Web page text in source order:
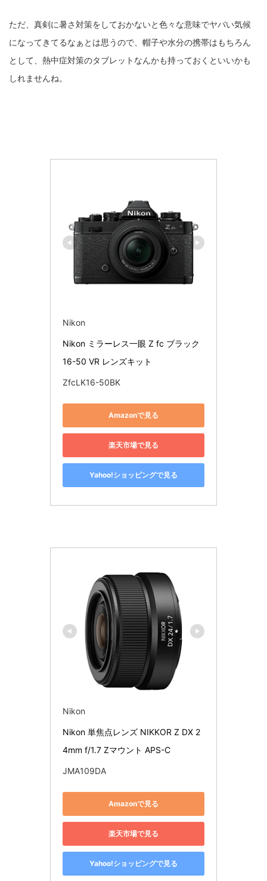
ただ、真剣に暑さ対策をしておかないと色々な意味でヤバい気候
になってきてるなぁとは思うので、帽子や水分の携帯はもちろん
として、熱中症対策のタブレットなんかも持っておくといいかも
しれませんね。
Nikon
Nikon ミラーレス一眼 Z fc ブラック
16-50 VR レンズキット
ZfcLK16-50BK
Amazonで見る
楽天市場で見る
Yahoo!ショッピングで見る
Nikon
Nikon 単焦点レンズ NIKKOR Z DX 2
4mm f/1.7 Zマウント APS-C
JMA109DA
Amazonで見る
楽天市場で見る
Yahoo!ショッピングで見る